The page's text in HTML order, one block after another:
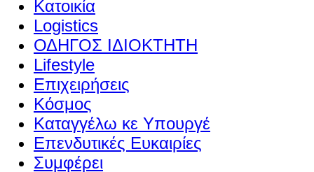
Κατοικία
Logistics
ΟΔΗΓΟΣ ΙΔΙΟΚΤΗΤΗ
Lifestyle
Επιχειρήσεις
Κόσμος
Καταγγέλω κε Υπουργέ
Επενδυτικές Ευκαιρίες
Συμφέρει